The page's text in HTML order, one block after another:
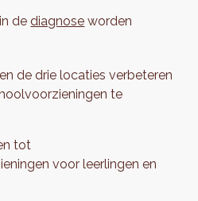
dediagnose worden
de drie locaties verbeteren
te
tot
voor leerlingen en